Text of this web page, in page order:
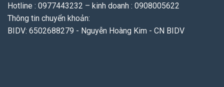
Hotline : 0977443232 – kinh doanh : 0908005622
Thông tin chuyển khoản:
BIDV: 6502688279 - Nguyễn Hoàng Kim - CN BIDV